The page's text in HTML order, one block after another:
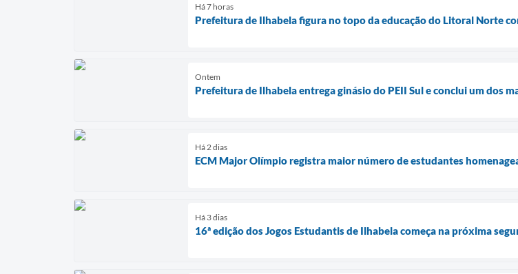
Há 7 horas
Prefeitura de Ilhabela figura no topo da educação do Litoral Norte
Ontem
Prefeitura de Ilhabela entrega ginásio do PEII Sul e conclui um dos
Há 2 dias
ECM Major Olímpio registra maior número de estudantes
Há 3 dias
16ª edição dos Jogos Estudantis de Ilhabela começa na próxima